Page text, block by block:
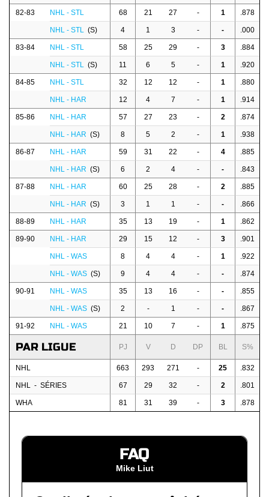
82-83 NHL - STL 68 21 27 - 1 .878
NHL - STL (S) 4 1 3 - - .000
83-84 NHL - STL 58 25 29 - 3 .884
NHL - STL (S) 11 6 5 - 1 .920
84-85 NHL - STL 32 12 12 - 1 .880
NHL - HAR 12 4 7 - 1 .914
85-86 NHL - HAR 57 27 23 - 2 .874
NHL - HAR (S) 8 5 2 - 1 .938
86-87 NHL - HAR 59 31 22 - 4 .885
NHL - HAR (S) 6 2 4 - - .843
87-88 NHL - HAR 60 25 28 - 2 .885
NHL - HAR (S) 3 1 1 - - .866
88-89 NHL - HAR 35 13 19 - 1 .862
89-90 NHL - HAR 29 15 12 - 3 .901
NHL - WAS 8 4 4 - 1 .922
NHL - WAS (S) 9 4 4 - - .874
90-91 NHL - WAS 35 13 16 - - .855
NHL - WAS (S) 2 - 1 - - .867
91-92 NHL - WAS 21 10 7 - 1 .875
PAR LIGUE PJ V D DP BL S%
NHL 663 293 271 - 25 .832
NHL - SÉRIES 67 29 32 - 2 .801
WHA 81 31 39 - 3 .878
FAQ
Mike Liut